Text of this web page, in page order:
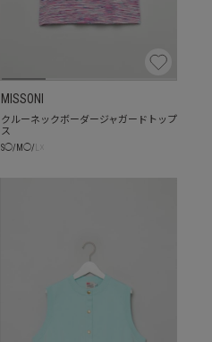
MISSONI
クルーネックボーダージャガードトップ
ス
S◯/ M ◯/